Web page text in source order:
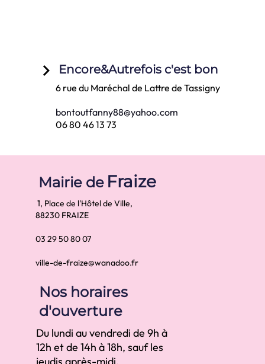
Mairie de Fraize
1, Place de l'Hôtel de Ville,
88230 FRAIZE
03 29 50 80 07
ville-de-fraize@wanadoo.fr
Nos horaires
d'ouverture
Du lundi au vendredi de 9h à
12h et de 14h à 18h, sauf les
Encore&Autrefois c'est bon
6 rue du Maréchal de Lattre de Tassigny
bontoutfanny88@yahoo.com
06 80 46 13 73
keyboard_arrow_right